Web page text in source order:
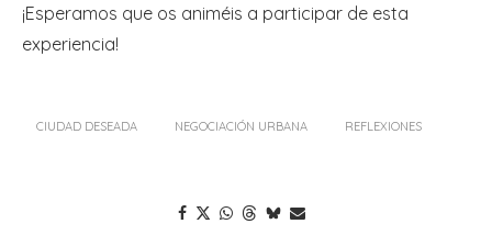
¡Esperamos que os animéis a participar de esta
experiencia!
CIUDAD DESEADA NEGOCIACIÓN URBANA REFLEXIONES